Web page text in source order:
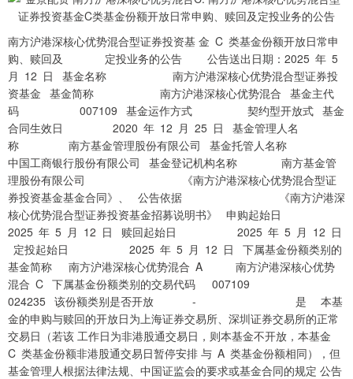
南方沪港深核心优势混合型证券投资基 金 C 类基金份额开放日常申
购、赎回及 定投业务的公告 公告送出日期：2025 年 5
月 12 日 基金名称 南方沪港深核心优势混合型证券投
资基金 基金简称 南方沪港深核心优势混合 基金主代
码 007109 基金运作方式 契约型开放式 基金
合同生效日 2020 年 12 月 25 日 基金管理人名
称 南方基金管理股份有限公司 基金托管人名称
中国工商银行股份有限公司 基金登记机构名称 南方基金管
理股份有限公司 《南方沪港深核心优势混合型证
券投资基金基金合同》、 公告依据 《南方沪港深
核心优势混合型证券投资基金招募说明书》 申购起始日
2025 年 5 月 12 日 赎回起始日 2025 年 5 月 12 日
定投起始日 2025 年 5 月 12 日 下属基金份额类别的
基金简称 南方沪港深核心优势混合 A 南方沪港深核心优势
混合 C 下属基金份额类别的交易代码 007109
024235 该份额类别是否开放 - 是 本基
金的申购与赎回的开放日为上海证券交易所、深圳证券交易所的正常
交易日（若该 工作日为非港股通交易日，则本基金不开放，本基金
C 类基金份额非港股通交易日暂停安排 与 A 类基金份额相同），但
基金管理人根据法律法规、中国证监会的要求或基金合同的规定 公告